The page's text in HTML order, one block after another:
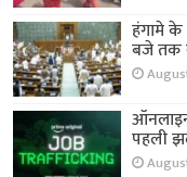
हंगामे के
बजे तक
पहली